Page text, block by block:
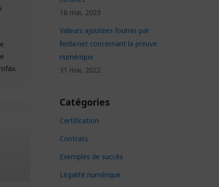
18 mai, 2023
Valeurs ajoutées fournis par
lleida.net concernant la preuve
numérique
31 mai, 2022
Catégories
Certification
Contrats
Exemples de succès
Légalité numérique